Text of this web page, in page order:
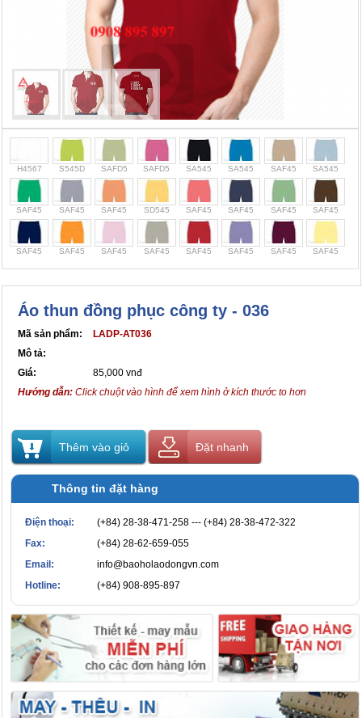
H4567 S545D SAFD5 SAFD5 SA545 SA545 SAF45 SA545
SAF45 SAF45 SAF45 SD545 SAF45 SAF45 SAF45 SAF45
SAF45 SAF45 SAF45 SAF45 SAF45 SAF45 SAF45 SAF45
Áo thun đồng phục công ty - 036
Mã sản phẩm:
LADP-AT036
Mô tả:
Giá:
85,000 vnđ
Hướng dẫn: Click chuột vào hình để xem hình ở kích thước to hơn
Thêm vào giỏ Đặt nhanh
Thông tin đặt hàng
Điện thoại:
(+84) 28-38-471-258 --- (+84) 28-38-472-322
Fax:
(+84) 28-62-659-055
Email:
info@baoholaodongvn.com
Hotline:
(+84) 908-895-897
Cọc giao thông, rào chắn công trình
Bình chữa cháy, cứu hỏa
Chính sách bảo mật thông tin